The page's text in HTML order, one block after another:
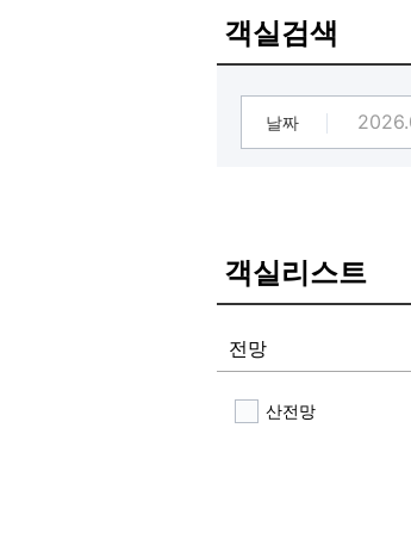
직접 농사 지은 재료
객실검색
날짜
객실리스트
전망
산전망